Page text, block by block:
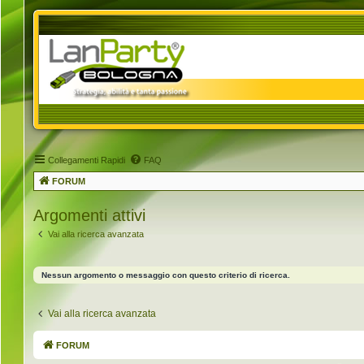
Collegamenti Rapidi FAQ
FORUM
Argomenti attivi
Vai alla ricerca avanzata
Nessun argomento o messaggio con questo criterio di ricerca.
Vai alla ricerca avanzata
FORUM